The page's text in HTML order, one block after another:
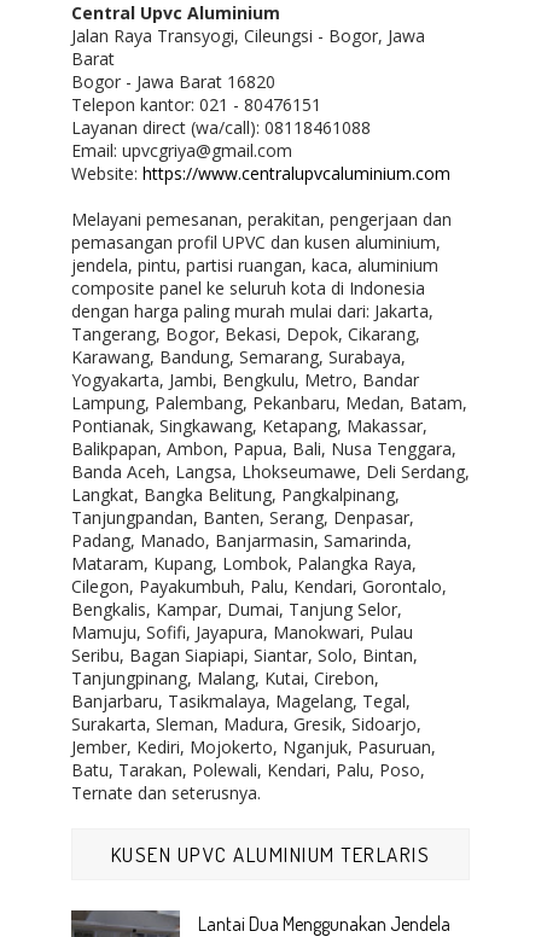
Central Upvc Aluminium
Jalan Raya Transyogi, Cileungsi - Bogor, Jawa
Barat
Bogor - Jawa Barat 16820
Telepon kantor: 021 - 80476151
Layanan direct (wa/call): 08118461088
Email: upvcgriya@gmail.com
Website: https://www.centralupvcaluminium.com
Melayani pemesanan, perakitan, pengerjaan dan
pemasangan profil UPVC dan kusen aluminium,
jendela, pintu, partisi ruangan, kaca, aluminium
composite panel ke seluruh kota di Indonesia
dengan harga paling murah mulai dari: Jakarta,
Tangerang, Bogor, Bekasi, Depok, Cikarang,
Karawang, Bandung, Semarang, Surabaya,
Yogyakarta, Jambi, Bengkulu, Metro, Bandar
Lampung, Palembang, Pekanbaru, Medan, Batam,
Pontianak, Singkawang, Ketapang, Makassar,
Balikpapan, Ambon, Papua, Bali, Nusa Tenggara,
Banda Aceh, Langsa, Lhokseumawe, Deli Serdang,
Langkat, Bangka Belitung, Pangkalpinang,
Tanjungpandan, Banten, Serang, Denpasar,
Padang, Manado, Banjarmasin, Samarinda,
Mataram, Kupang, Lombok, Palangka Raya,
Cilegon, Payakumbuh, Palu, Kendari, Gorontalo,
Bengkalis, Kampar, Dumai, Tanjung Selor,
Mamuju, Sofifi, Jayapura, Manokwari, Pulau
Seribu, Bagan Siapiapi, Siantar, Solo, Bintan,
Tanjungpinang, Malang, Kutai, Cirebon,
Banjarbaru, Tasikmalaya, Magelang, Tegal,
Surakarta, Sleman, Madura, Gresik, Sidoarjo,
Jember, Kediri, Mojokerto, Nganjuk, Pasuruan,
Batu, Tarakan, Polewali, Kendari, Palu, Poso,
Ternate dan seterusnya.
KUSEN UPVC ALUMINIUM TERLARIS
Lantai Dua Menggunakan Jendela